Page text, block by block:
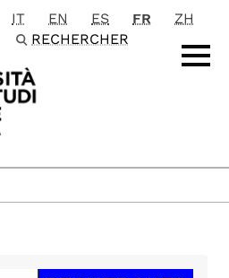
principale
IT EN ES FR
ZH
RECHERCHER